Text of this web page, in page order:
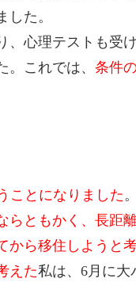
た。
心理テストも受
。これでは、 条件
ことになりました
らともかく、長距
から移住しようと
えた私は、6月に大